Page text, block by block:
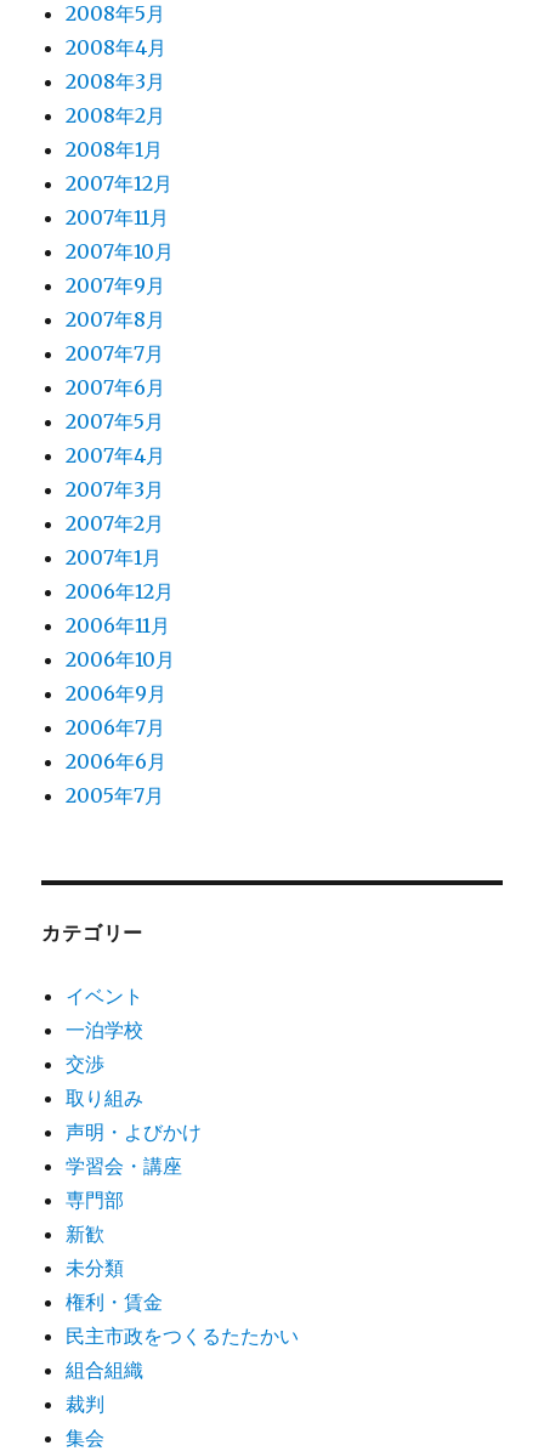
2008年5月
2008年4月
2008年3月
2008年2月
2008年1月
2007年12月
2007年11月
2007年10月
2007年9月
2007年8月
2007年7月
2007年6月
2007年5月
2007年4月
2007年3月
2007年2月
2007年1月
2006年12月
2006年11月
2006年10月
2006年9月
2006年7月
2006年6月
2005年7月
カテゴリー
イベント
一泊学校
交渉
取り組み
声明・よびかけ
学習会・講座
専門部
新歓
未分類
権利・賃金
民主市政をつくるたたかい
組合組織
裁判
集会